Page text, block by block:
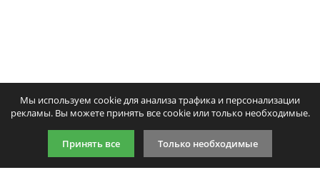
Мы используем cookie для анализа трафика и персонализации
рекламы. Вы можете принять все cookie или только необходимые.
Принять все Только необходимые